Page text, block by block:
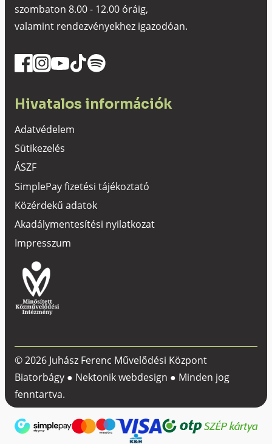
szombaton 8.00 - 12.00 óráig,
valamint rendezvényekhez igazodóan.
Hivatalos információk
Adatvédelem
Sütikezelés
ÁSZF
SimplePay fizetési tájékoztató
Közérdekű adatok
Akadálymentesítési nyilatkozat
Impresszum
© 2026 Juhász Ferenc Művelődési Központ
Biatorbágy ● Nektonik webdesign ● Minden jog
fenntartva.